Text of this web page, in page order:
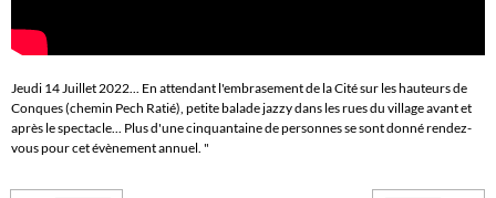
Jeudi 14 Juillet 2022... En attendant l'embrasement de la Cité sur les hauteurs de
Conques (chemin Pech Ratié), petite balade jazzy dans les rues du village avant et
après le spectacle... Plus d'une cinquantaine de personnes se sont donné rendez-
vous pour cet évènement annuel. "